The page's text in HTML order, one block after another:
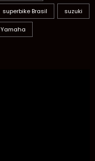
superbike Brasil suzuki
Yamaha